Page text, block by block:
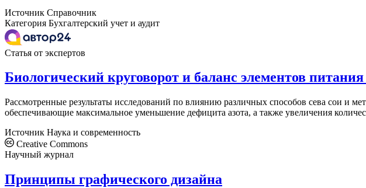
Источник Справочник
Категория Бухгалтерский учет и аудит
Статья от экспертов
Биологический круговорот и баланс элементов питания
Рассмотренные результаты исследований по влиянию различных способов сева сои и
обеспечивающие мак­симальное уменьшение дефицита азота, а также увеличения
Источник Наука и современность
Creative Commons
Научный журнал
Принципы графического дизайна